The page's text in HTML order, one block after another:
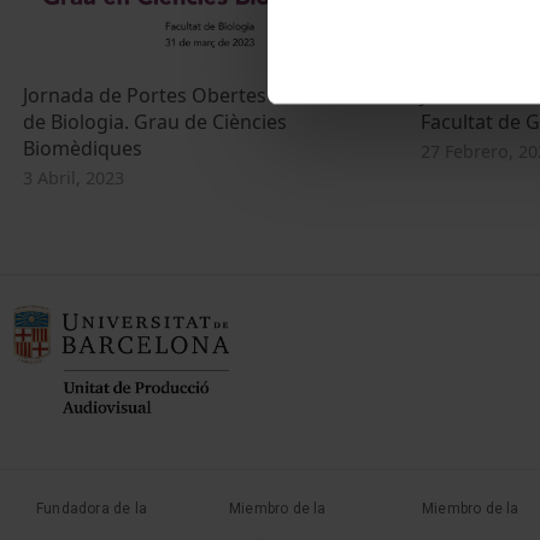
Jornada de Portes Obertes 2023. Facultat
de Biologia. Grau de Ciències
Biomèdiques
3 Abril, 2023
Facultat de
27 Febrero,
Fundadora de la Miembro de la Miembro de la